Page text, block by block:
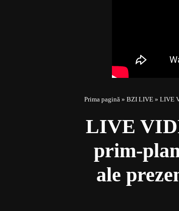
Prima pagină » BZI LIVE » LIVE
LIVE
prim-
ale